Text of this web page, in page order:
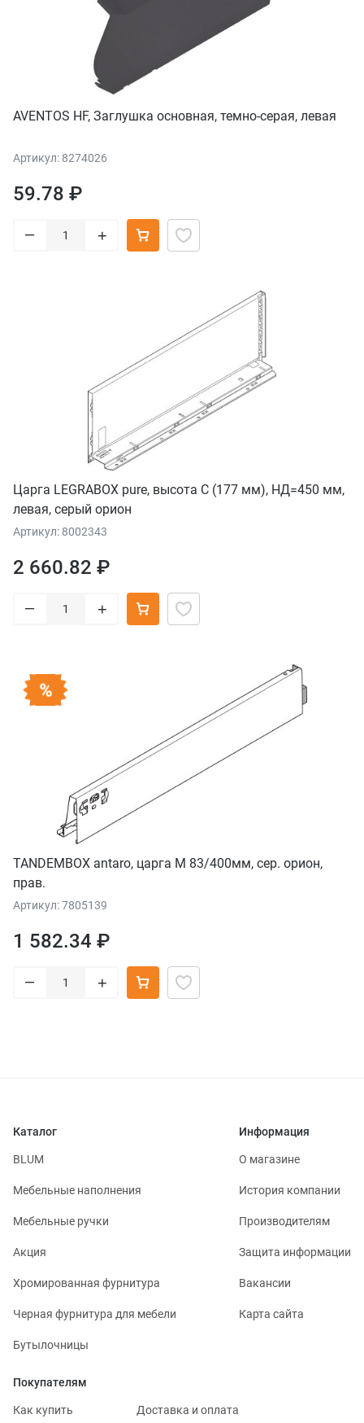
AVENTOS HF, Заглушка основная, темно-серая, левая
Артикул: 8274026
59.78 ₽
– +
Царга LEGRABOX pure, высота C (177 мм), НД=450 мм,
левая, серый орион
Артикул: 8002343
2 660.82 ₽
– +
TANDEMBOX antaro, царга M 83/400мм, сер. орион,
прав.
Артикул: 7805139
1 582.34 ₽
– +
Каталог
BLUM
Мебельные наполнения
Мебельные ручки
Акция
Хромированная фурнитура
Черная фурнитура для мебели
Бутылочницы
Информация
О магазине
История компании
Производителям
Защита информации
Вакансии
Карта сайта
Покупателям
Как купить Доставка и оплата